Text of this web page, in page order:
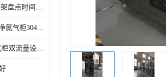
纳冠N007智能料架盘点时间可从2天减少到约2个小时
纳冠NCS1436洁净氮气柜304不锈钢洁净车间用
纳冠NC1436氮气柜双流量设计节约氮气